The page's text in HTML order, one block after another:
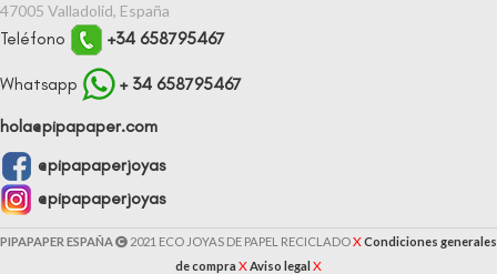
47005 Valladolid, España
Teléfono +34 658795467
Whatsapp + 34 658795467
hola@pipapaper.com
@pipapaperjoyas
@pipapaperjoyas
PIPAPAPER ESPAÑA 2021 ECO JOYAS DE PAPEL RECICLADOXCondiciones generales
de compraXAviso legal X